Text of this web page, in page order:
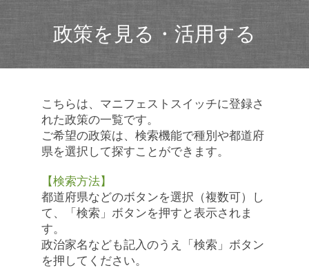
政策を見る・活用する
こちらは、マニフェストスイッチに登録さ
れた政策の一覧です。
ご希望の政策は、検索機能で種別や都道府
県を選択して探すことができます。
【検索方法】
都道府県などのボタンを選択（複数可）し
て、「検索」ボタンを押すと表示されま
す。
政治家名なども記入のうえ「検索」ボタン
を押してください。